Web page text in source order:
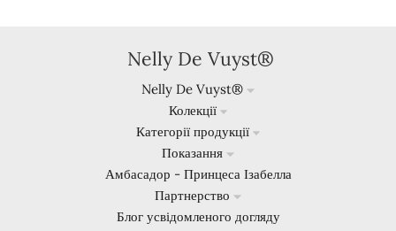
Nelly De Vuyst®
Nelly De Vuyst®
Колекції
Категорії продукції
Показання
Амбасадор - Принцеса Ізабелла
Партнерство
Блог усвідомленого догляду